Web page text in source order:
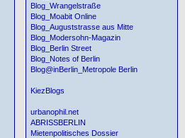
Blog_Wrangelstraße
Blog_Moabit Online
Blog_Auguststrasse aus Mitte
Blog_Modersohn-Magazin
Blog_Berlin Street
Blog_Notes of Berlin
Blog@inBerlin_Metropole Berlin
KiezBlogs
urbanophil.net
ABRISSBERLIN
Mietenpolitisches Dossier